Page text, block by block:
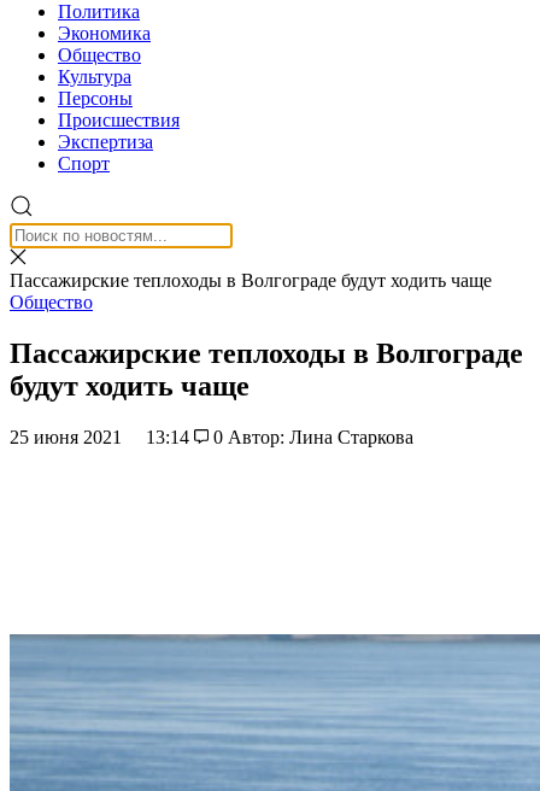
Политика
Экономика
Общество
Культура
Персоны
Происшествия
Экспертиза
Спорт
Пассажирские теплоходы в Волгограде будут ходить чаще
Общество
Пассажирские теплоходы в Волгограде
будут ходить чаще
25 июня 2021 13:14 0 Автор: Лина Старкова